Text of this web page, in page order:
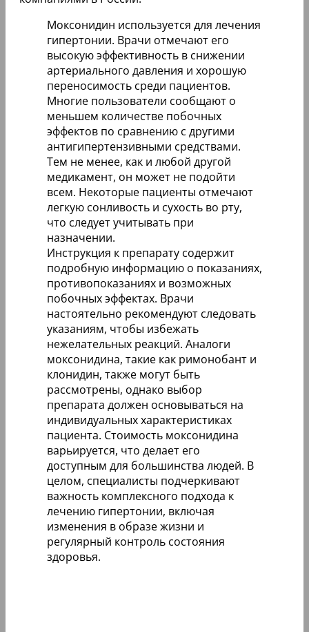
Моксонидин используется для лечения
гипертонии. Врачи отмечают его
высокую эффективность в снижении
артериального давления и хорошую
переносимость среди пациентов.
Многие пользователи сообщают о
меньшем количестве побочных
эффектов по сравнению с другими
антигипертензивными средствами.
Тем не менее, как и любой другой
медикамент, он может не подойти
всем. Некоторые пациенты отмечают
легкую сонливость и сухость во рту,
что следует учитывать при
назначении.
Инструкция к препарату содержит
подробную информацию о показаниях,
противопоказаниях и возможных
побочных эффектах. Врачи
настоятельно рекомендуют следовать
указаниям, чтобы избежать
нежелательных реакций. Аналоги
моксонидина, такие как римонобант и
клонидин, также могут быть
рассмотрены, однако выбор
препарата должен основываться на
индивидуальных характеристиках
пациента. Стоимость моксонидина
варьируется, что делает его
доступным для большинства людей. В
целом, специалисты подчеркивают
важность комплексного подхода к
лечению гипертонии, включая
изменения в образе жизни и
регулярный контроль состояния
здоровья.